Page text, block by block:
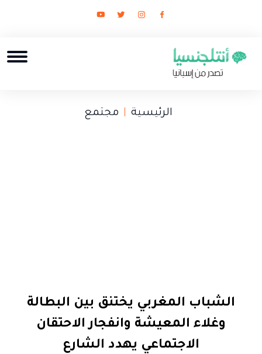
الرئيسية مجتمع
الشباب المغربي يختنق بين البطالة
وغلاء المعيشة وانفجار الاحتقان
الاجتماعي يهدد الشارع